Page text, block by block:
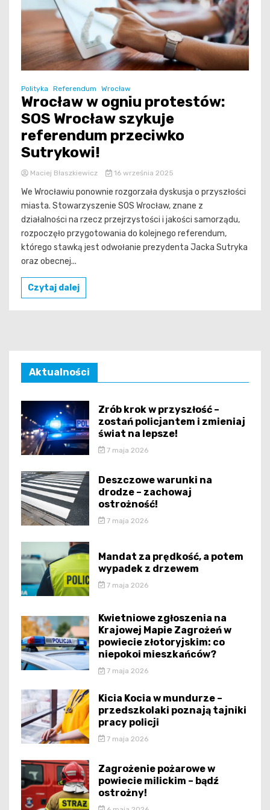
Polityka Referendum Wrocław
Wrocław w ogniu protestów:
SOS Wrocław szykuje
referendum przeciwko
Sutrykowi!
Maciej Błaszkiewicz 16 września 2025
We Wrocławiu ponownie rozgorzała dyskusja o przyszłości
miasta. Stowarzyszenie SOS Wrocław, znane z
działalności na rzecz przejrzystości i jakości samorządu,
rozpoczęło przygotowania do kolejnego referendum,
którego stawką jest odwołanie prezydenta Jacka Sutryka
oraz obecnej...
Czytaj dalej
Aktualności
Zrób krok w przyszłość –
zostań policjantem i zmieniaj
świat na lepsze!
7 maja 2026
Deszczowe warunki na
drodze – zachowaj
ostrożność!
7 maja 2026
Mandat za prędkość, a potem
wypadek z drzewem
7 maja 2026
Kwietniowe zgłoszenia na
Krajowej Mapie Zagrożeń w
powiecie złotoryjskim: co
niepokoi mieszkańców?
7 maja 2026
Kicia Kocia w mundurze –
przedszkolaki poznają tajniki
pracy policji
7 maja 2026
Zagrożenie pożarowe w
powiecie milickim – bądź
ostrożny!